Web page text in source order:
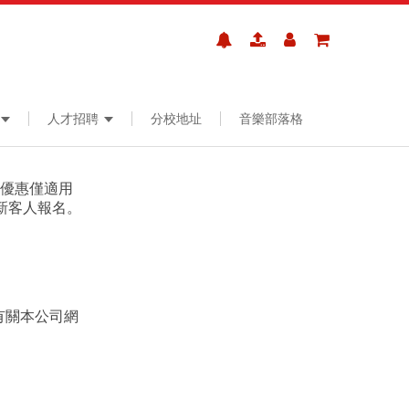
人才招聘 分校地址 音樂部落格
惠僅適用
人報名。
本公司網